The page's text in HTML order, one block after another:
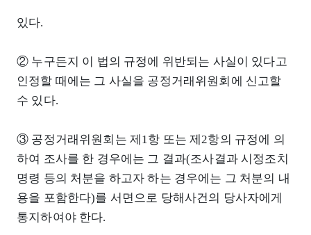
있다.
② 누구든지 이 법의 규정에 위반되는 사실이 있다고
인정할 때에는 그 사실을 공정거래위원회에 신고할
수 있다.
③ 공정거래위원회는 제1항 또는 제2항의 규정에 의
하여 조사를 한 경우에는 그 결과(조사결과 시정조치
명령 등의 처분을 하고자 하는 경우에는 그 처분의 내
용을 포함한다)를 서면으로 당해사건의 당사자에게
통지하여야 한다.